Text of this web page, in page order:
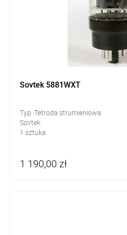
Sovtek 5881WXT
Typ: Tetroda strumieniowa
Sovtek
1 sztuka
1 190,00 zł